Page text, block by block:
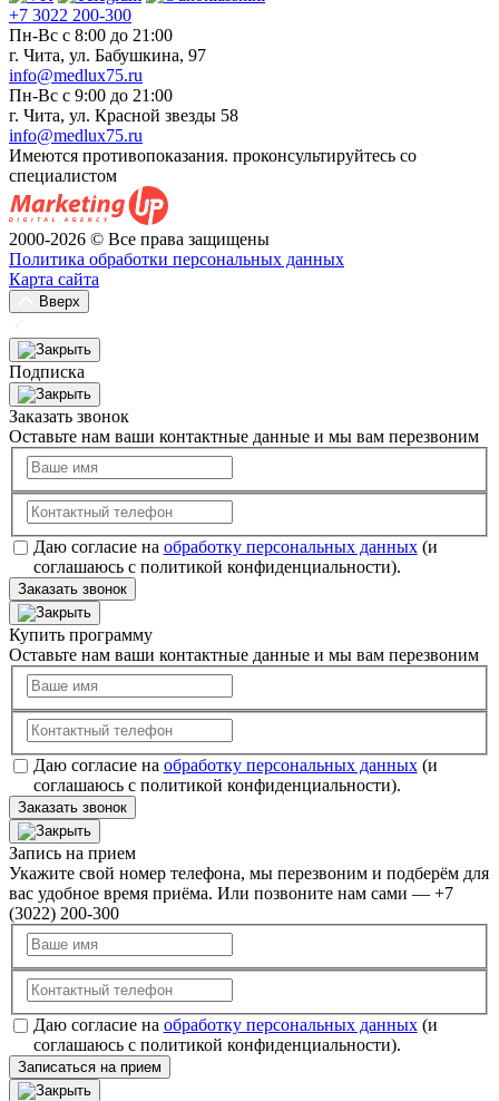
+7 3022 200-300
Пн-Вс с 8:00 до 21:00
г. Чита, ул. Бабушкина, 97
info@medlux75.ru
Пн-Вс с 9:00 до 21:00
г. Чита, ул. Красной звезды 58
info@medlux75.ru
Имеются противопоказания. проконсультируйтесь со
специалистом
2000-2026 © Все права защищены
Политика обработки персональных данных
Карта сайта
Вверх
Подписка
Заказать звонок
Оставьте нам ваши контактные данные и мы вам перезвоним
Даю согласие на обработку персональных данных(и
соглашаюсь с политикой конфиденциальности).
Заказать звонок
Купить программу
Оставьте нам ваши контактные данные и мы вам перезвоним
Даю согласие на обработку персональных данных(и
соглашаюсь с политикой конфиденциальности).
Заказать звонок
Запись на прием
Укажите свой номер телефона, мы перезвоним и подберём для
вас удобное время приёма. Или позвоните нам сами — +7
(3022) 200-300
Даю согласие на обработку персональных данных(и
соглашаюсь с политикой конфиденциальности).
Записаться на прием